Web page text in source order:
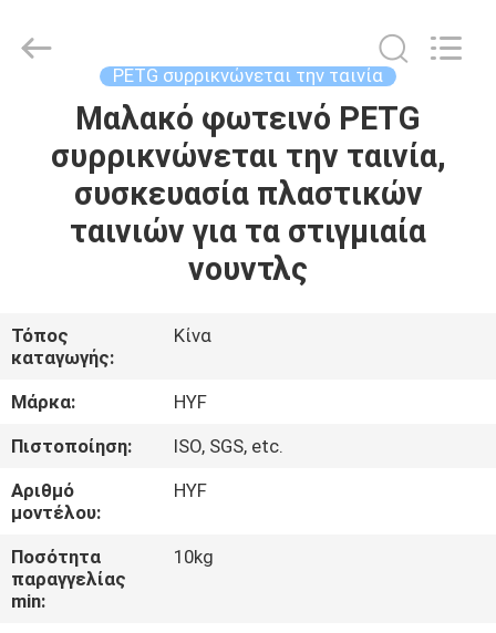
ΠΡΟΪΌΝΤΑ
ΠΕΡΊΠΟΥ
ΕΜΕΊΣ
ΓΎΡΟΣ
ΕΡΓΟΣΤΑΣΊΩΝ
ΠΟΙΟΤΙΚΌΣ
ΈΛΕΓΧΟΣ
Packaging
PETG συρρικνώνεται την ταινία
Μαλακό φωτεινό PETG
συρρικνώνεται την ταινία,
συσκευασία πλαστικών
ταινιών για τα στιγμιαία
νουντλς
Τόπος
καταγωγής:
Κίνα
Μάρκα:
HYF
Πιστοποίηση:
ISO, SGS, etc.
Αριθμό
μοντέλου:
HYF
Ποσότητα
παραγγελίας
min:
10kg